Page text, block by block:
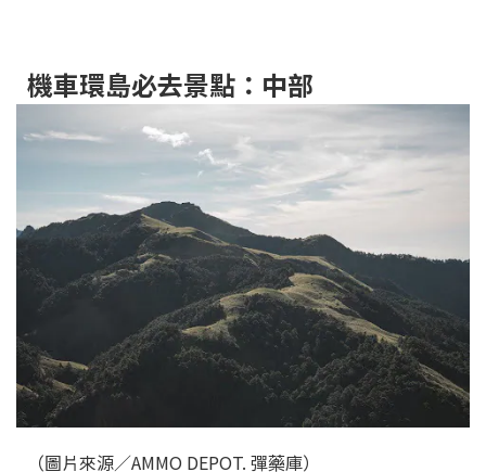
機車環島必去景點：中部
（圖片來源／AMMO DEPOT. 彈藥庫）